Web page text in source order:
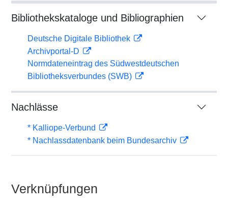
Bibliothekskataloge und Bibliographien
Deutsche Digitale Bibliothek
Archivportal-D
Normdateneintrag des Südwestdeutschen
Bibliotheksverbundes (SWB)
Nachlässe
* Kalliope-Verbund
* Nachlassdatenbank beim Bundesarchiv
Verknüpfungen